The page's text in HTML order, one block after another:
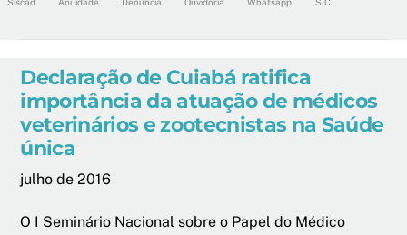
Declaração de Cuiabá ratifica
importância da atuação de médicos
veterinários e zootecnistas na Saúde
única
julho de 2016
O I Seminário Nacional sobre o Papel do Médico